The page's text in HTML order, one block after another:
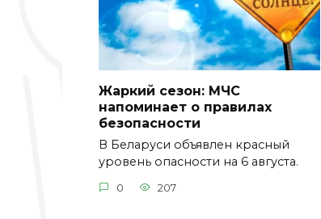
Жаркий сезон: МЧС
напоминает о правилах
безопасности
В Беларуси объявлен красный
уровень опасности на 6 августа.
0 207